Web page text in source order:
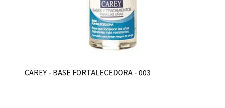
CAREY - BASE FORTALECEDORA - 003